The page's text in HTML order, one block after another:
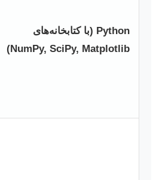
Python (با کتابخانه‌های
NumPy, SciPy, Matplotlib)